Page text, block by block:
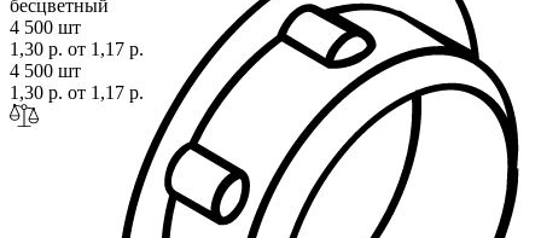
бесцветный
4 500 шт
1,30 р. от 1,17 р.
4 500 шт
1,30 р. от 1,17 р.